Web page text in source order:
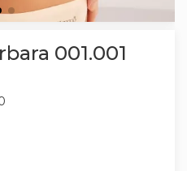
001.001